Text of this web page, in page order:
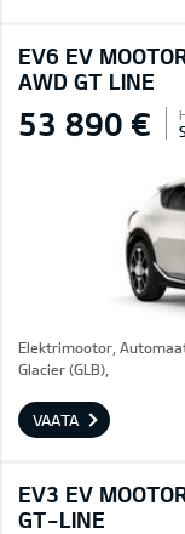
EV6 EV
AWD GT LINE
53 890 €
Elektrimootor,
Glacier (GLB),
VAATA
EV3 EV
GT-LINE